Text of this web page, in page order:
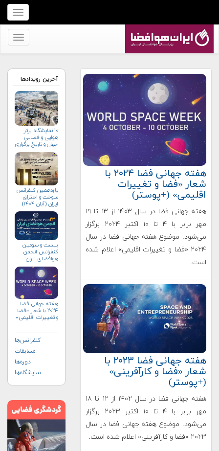
برای
نمایش
منو
برای
کنید
هفته جهانی فضا ۲۰۲۴ با
شعار «فضا و تغییرات
اقلیمی» (+پوستر)
هفته جهانی فضا در سال ۱۴۰۳ از ۱۳ تا ۱۹
مهر برابر با ۴ تا ۱۰ اکتبر ۲۰۲۴ برگزار
می‌شود. موضوع هفته جهانی فضا در سال
۲۰۲۴ «فضا و تغییرات اقلیمی» اعلام شده
است.
هفته جهانی فضا ۲۰۲۳ با
شعار «فضا و کارآفرینی»
(+پوستر)
هفته جهانی فضا در سال ۱۴۰۲ از ۱۲ تا ۱۸
مهر برابر با ۴ تا ۱۰ اکتبر ۲۰۲۳ برگزار
می‌شود. موضوع هفته جهانی فضا در سال
۲۰۲۳ «فضا و کارآفرینی» اعلام شده است.
آخرین رویدادها
۱۰ نمایشگاه برتر
هوایی و فضایی
جهان و تاریخ برگزاری
آن‌ها
یازدهمین کنفرانس
سوخت و احتراق
ایران (آبان‌ ۱۴۰۴)
بیست و سومین
کنفرانس انجمن
هوافضای ايران
هفته جهانی فضا
۲۰۲۴ با شعار «فضا
و تغییرات اقلیمی»
کنفرانس‌ها
مسابقات
دوره‌ها
نمایشگاه‌ها